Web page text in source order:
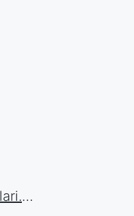
Diseñando un theme para WP Main Menu | Sumolari.com